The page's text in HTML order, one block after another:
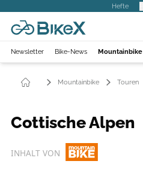
Hefte
Newsletter Bike-News Mountainbike
Mountainbike Touren
Cottische Alpen
INHALT VON